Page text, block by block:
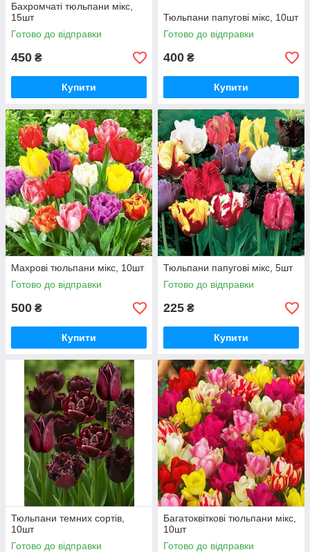
Бахромчаті тюльпани мікс,
15шт
Готово до відправки
450 ₴
Купити
Тюльпани папугові мікс, 10шт
Готово до відправки
400 ₴
Купити
Махрові тюльпани мікс, 10шт
Готово до відправки
500 ₴
Купити
Тюльпани папугові мікс, 5шт
Готово до відправки
225 ₴
Купити
Тюльпани темних сортів,
10шт
Готово до відправки
Багатоквіткові тюльпани мікс,
10шт
Готово до відправки